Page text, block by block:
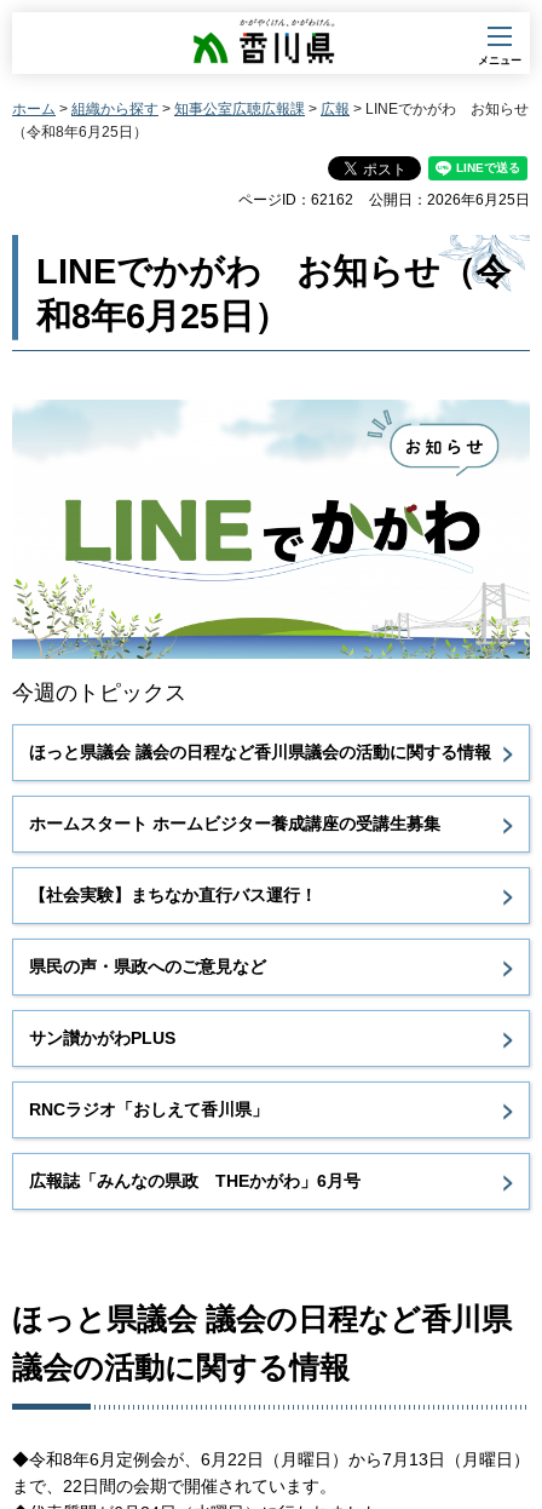
香川県
メニュー
ホーム > 組織から探す > 知事公室広聴広報課 > 広報 > LINEでかがわ お知らせ
（令和8年6月25日）
ページID：62162 公開日：2026年6月25日
LINEでかがわ お知らせ（令
和8年6月25日）
今週のトピックス
ほっと県議会 議会の日程など香川県議会の活動に関する情報
ホームスタート ホームビジター養成講座の受講生募集
【社会実験】まちなか直行バス運行！
県民の声・県政へのご意見など
サン讃かがわPLUS
RNCラジオ「おしえて香川県」
広報誌「みんなの県政 THEかがわ」6月号
ほっと県議会 議会の日程など香川県
議会の活動に関する情報
◆令和8年6月定例会が、6月22日（月曜日）から7月13日（月曜日）
まで、22日間の会期で開催されています。